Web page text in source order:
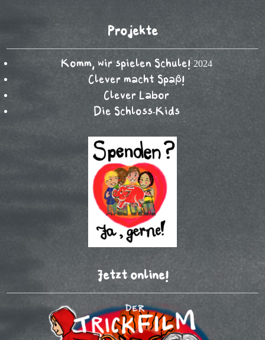
Projekte
Komm, wir spielen Schule! 2024
Clever macht Spaß!
Clever Labor
Die Schloss-Kids
Jetzt online!